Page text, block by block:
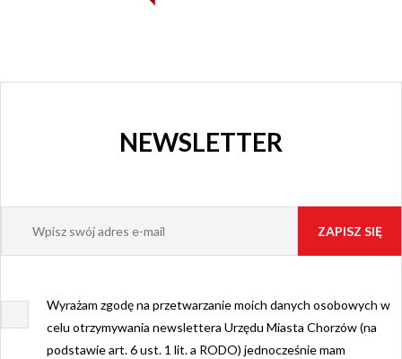
NEWSLETTER
Wyrażam zgodę na przetwarzanie moich danych osobowych w
celu otrzymywania newslettera Urzędu Miasta Chorzów (na
podstawie art. 6 ust. 1 lit. a RODO) jednocześnie mam